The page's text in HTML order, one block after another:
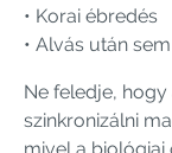
• Korai ébredés
• Alvás után
Ne feledje,
szinkronizálni
mivel a biológiai